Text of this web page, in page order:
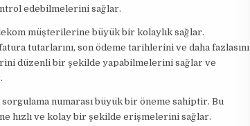
edebilmelerini sağlar.
müşterilerine büyük bir kolaylık sağlar.
tutarlarını, son ödeme tarihlerini ve daha fazlasını
düzenli bir şekilde yapabilmelerini sağlar ve
numarası büyük bir öneme sahiptir. Bu
hızlı ve kolay bir şekilde erişmelerini sağlar.